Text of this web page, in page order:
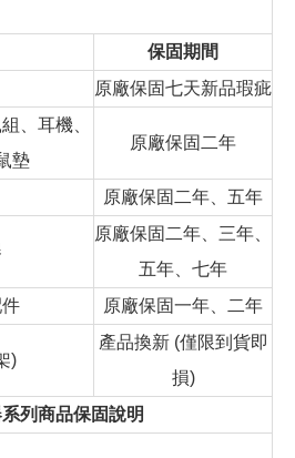
保固期間
原廠保固七天新品瑕疵
、耳機、
墊
原廠保固二年
原廠保固二年、五年
原廠保固二年、三年、
五年、七年
原廠保固一年、二年
)
產品換新 (僅限到貨即
損)
列商品保固說明